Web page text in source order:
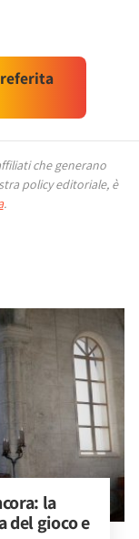
che generano
policy editoriale, è
.
la
del gioco e